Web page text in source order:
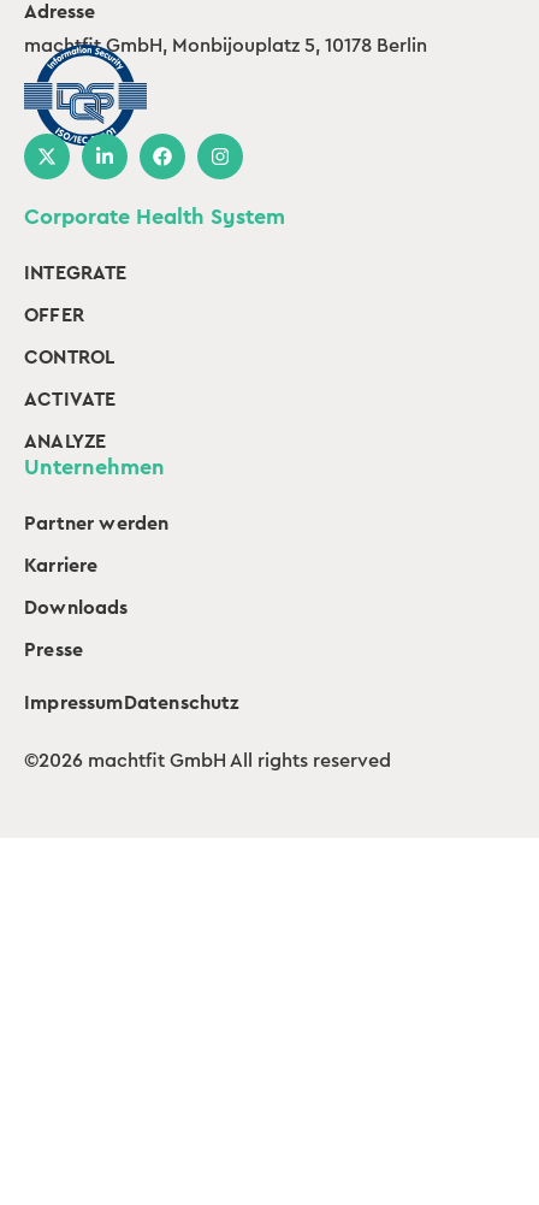
Adresse
machtfit GmbH, Monbijouplatz 5, 10178 Berlin
Corporate Health System
INTEGRATE
OFFER
CONTROL
ACTIVATE
ANALYZE
Unternehmen
Partner werden
Karriere
Downloads
Presse
©2026 machtfit GmbH All rights reserved
Impressum Datenschutz